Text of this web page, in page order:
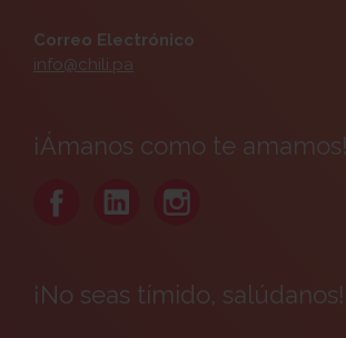
Correo Electrónico
info@chili.pa
¡Ámanos como te amamos!
¡No seas tímido, salúdanos!